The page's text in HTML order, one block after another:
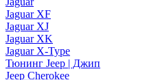
Jaguar XF
Jaguar XJ
Jaguar XK
Jaguar X-Type
Тюнинг Jeep | Джип
Jeep Cherokee